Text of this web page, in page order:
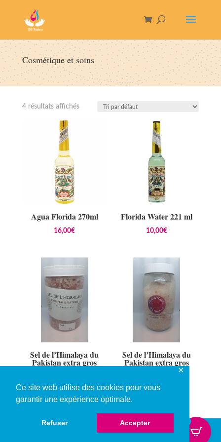
Ce site web utilise des cookies pour vous
garantir une expérience optimale.
Refuser Accepter
✕
Cosmétique et soins
4 résultats affichés
Agua Florida 270ml
16,00€
Florida Water 221 ml
10,00€
Sel de l’Himalaya du
Pakistan extra gros
6,00€
Sel de l’Himalaya du
Pakistan extra gros
1000gr YOGI
6,00